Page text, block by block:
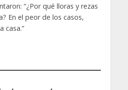
“¿Por qué lloras y rezas
En el peor de los casos,
casa.”